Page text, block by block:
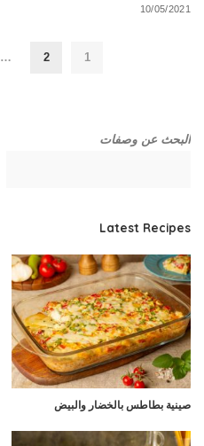
10/05/2021
1
2
…
البحث عن وصفات
Latest Recipes
صينية بطاطس بالخضار والبيض